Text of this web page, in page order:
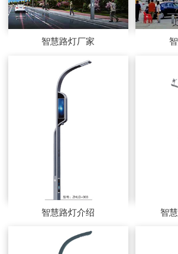
智慧路灯厂家
智慧路灯介绍 智